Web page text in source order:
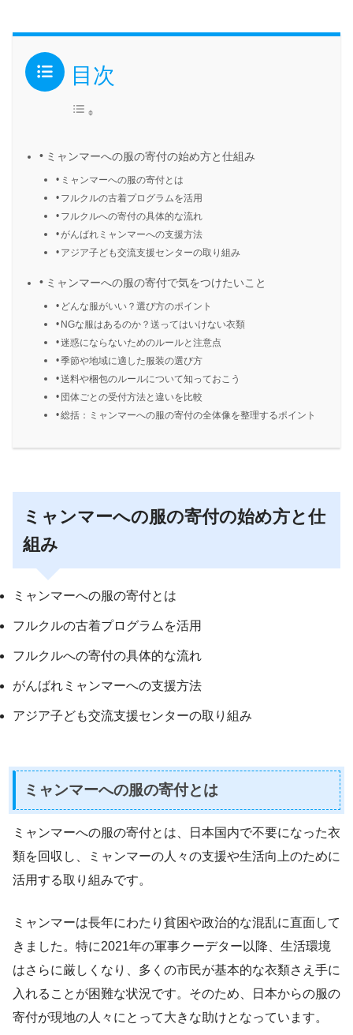
目次
ミャンマーへの服の寄付の始め方と仕組み
ミャンマーへの服の寄付とは
フルクルの古着プログラムを活用
フルクルへの寄付の具体的な流れ
がんばれミャンマーへの支援方法
アジア子ども交流支援センターの取り組み
ミャンマーへの服の寄付で気をつけたいこと
どんな服がいい？選び方のポイント
NGな服はあるのか？送ってはいけない衣類
迷惑にならないためのルールと注意点
季節や地域に適した服装の選び方
送料や梱包のルールについて知っておこう
団体ごとの受付方法と違いを比較
総括：ミャンマーへの服の寄付の全体像を整理するポイント
ミャンマーへの服の寄付の始め方と仕
組み
ミャンマーへの服の寄付とは
フルクルの古着プログラムを活用
フルクルへの寄付の具体的な流れ
がんばれミャンマーへの支援方法
アジア子ども交流支援センターの取り組み
ミャンマーへの服の寄付とは
ミャンマーへの服の寄付とは、日本国内で不要になった衣
類を回収し、ミャンマーの人々の支援や生活向上のために
活用する取り組みです。
ミャンマーは長年にわたり貧困や政治的な混乱に直面して
きました。特に2021年の軍事クーデター以降、生活環境
はさらに厳しくなり、多くの市民が基本的な衣類さえ手に
入れることが困難な状況です。そのため、日本からの服の
寄付が現地の人々にとって大きな助けとなっています。